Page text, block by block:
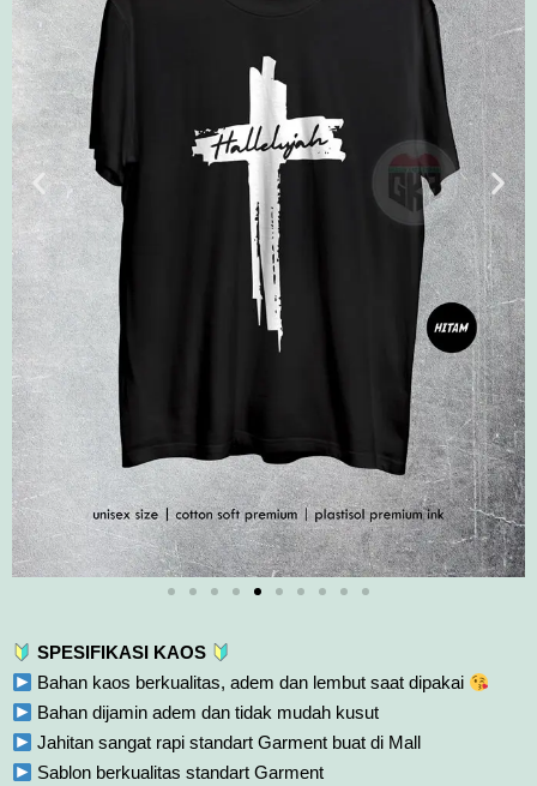
SPESIFIKASI KAOS
Bahan kaos berkualitas, adem dan lembut saat dipakai
Bahan dijamin adem dan tidak mudah kusut
Jahitan sangat rapi standart Garment buat di Mall
Sablon berkualitas standart Garment